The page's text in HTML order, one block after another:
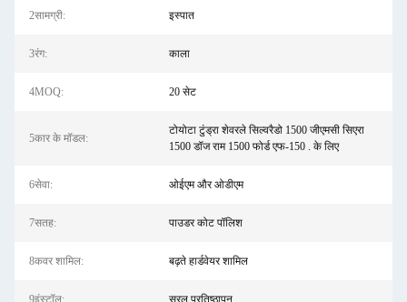
2सामग्री: इस्पात
3रंग: काला
4MOQ: 20 सेट
5कार के मॉडल:
टोयोटा टुंड्रा शेवरले सिल्वरैडो 1500 जीएमसी सिएरा
1500 डॉज राम 1500 फोर्ड एफ-150 . के लिए
6सेवा: ओईएम और ओडीएम
7सतह: पाउडर कोट पॉलिश
8कवर शामिल: बढ़ते हार्डवेयर शामिल
9इंस्टॉल: सरल प्रतिष्ठापन